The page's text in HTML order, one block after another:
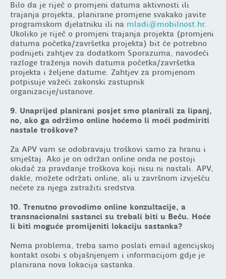
Bilo da je riječ o promjeni datuma aktivnosti ili
trajanja projekta, planirane promjene svakako javite
programskom djelatniku ili na mladi@mobilnost.hr.
Ukoliko je riječ o promjeni trajanja projekta (promjeni
datuma početka/završetka projekta) bit će potrebno
podnijeti zahtjev za dodatkom Sporazuma, navodeći
razloge traženja novih datuma početka/završetka
projekta i željene datume. Zahtjev za promjenom
potpisuje važeći zakonski zastupnik
organizacije/ustanove.
9. Unaprijed planirani posjet smo planirali za lipanj,
no, ako ga održimo online hoćemo li moći podmiriti
nastale troškove?
Za APV vam se odobravaju troškovi samo za hranu i
smještaj. Ako je on održan online onda ne postoji
okidač za pravdanje troškova koji nisu ni nastali. APV,
dakle, možete održati online, ali u završnom izvješću
nećete za njega zatražiti sredstva.
10. Trenutno provodimo online konzultacije, a
transnacionalni sastanci su trebali biti u Beču. Hoće
li biti moguće promijeniti lokaciju sastanka?
Nema problema, treba samo poslati email agencijskoj
kontakt osobi s objašnjenjem i informacijom gdje je
planirana nova lokacija sastanka.